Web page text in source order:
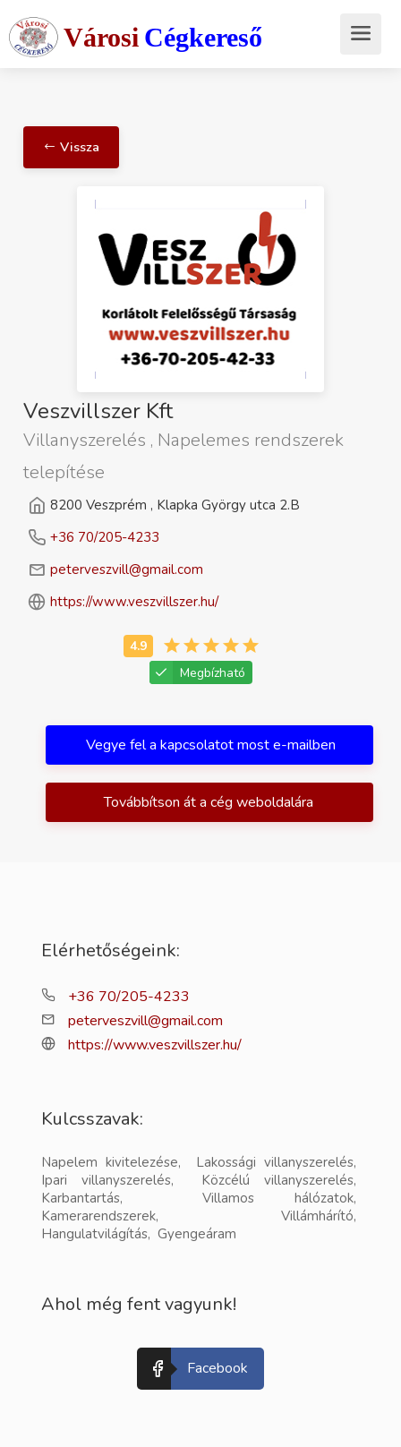
Városi Cégkereső
Vissza
Veszvillszer Kft
Villanyszerelés , Napelemes rendszerek
telepítése
8200 Veszprém , Klapka György utca 2.B
+36 70/205-4233
peterveszvill@gmail.com
https://www.veszvillszer.hu/
Megbízható
Vegye fel a kapcsolatot most e-mailben
Továbbítson át a cég weboldalára
Elérhetőségeink:
+36 70/205-4233
peterveszvill@gmail.com
https://www.veszvillszer.hu/
Kulcsszavak:
Napelem kivitelezése, Lakossági villanyszerelés,
Ipari villanyszerelés, Közcélú villanyszerelés,
Karbantartás, Villamos hálózatok,
Kamerarendszerek, Villámhárító,
Hangulatvilágítás, Gyengeáram
Ahol még fent vagyunk!
Facebook